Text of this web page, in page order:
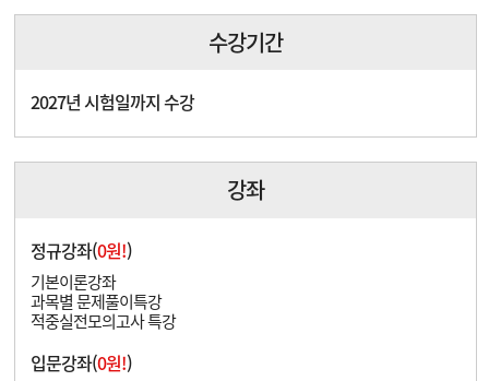
수강기간
2027년 시험일까지 수강
강좌
정규강좌(0원!)
기본이론강좌
과목별 문제풀이특강
적중실전모의고사 특강
입문강좌(0원!)